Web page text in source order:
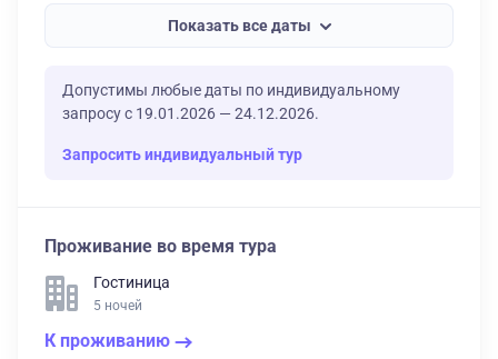
Показать все даты
Допустимы любые даты по индивидуальному
запросу с 19.01.2026 — 24.12.2026.
Запросить индивидуальный тур
Проживание во время тура
Гостиница
5 ночей
К проживанию